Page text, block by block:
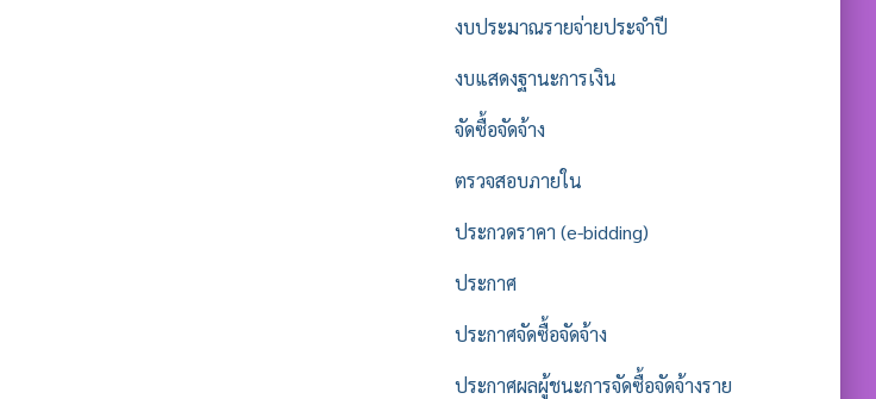
งบประมาณรายจ่ายประจำปี
งบแสดงฐานะการเงิน
จัดซื้อจัดจ้าง
ตรวจสอบภายใน
ประกวดราคา (e-bidding)
ประกาศ
ประกาศจัดซื้อจัดจ้าง
ประกาศผลผู้ชนะการจัดซื้อจัดจ้างราย